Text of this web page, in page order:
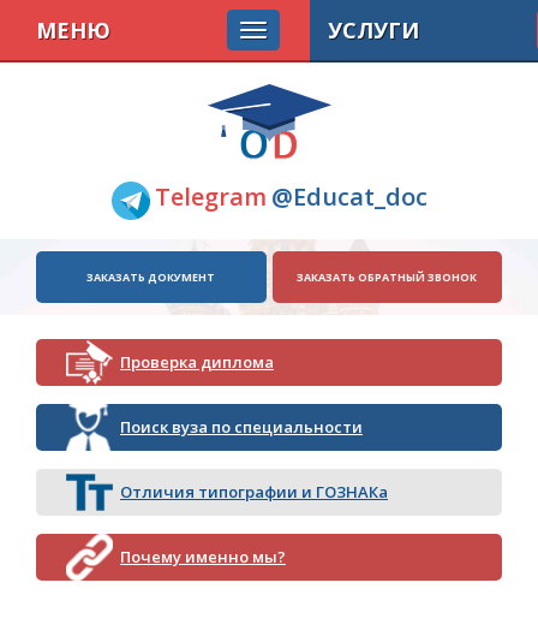
Telegram @Educat_doc
МЕНЮ
ЗАКАЗАТЬ ДОКУМЕНТ ЗАКАЗАТЬ ОБРАТНЫЙ ЗВОНОК
Проверка диплома
Поиск вуза по специальности
Отличия типографии и ГОЗНАКа
Почему именно мы?
УСЛУГИ